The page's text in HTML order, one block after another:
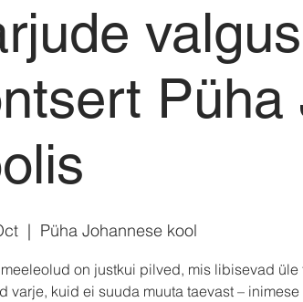
  |
Püha Johannese kool
on justkui pilved, mis libisevad üle
varje, kuid ei suuda muuta taevast –